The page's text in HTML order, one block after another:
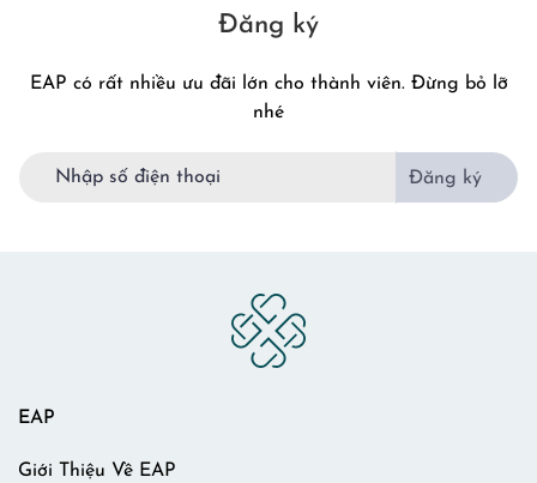
Đăng ký
EAP có rất nhiều ưu đãi lớn cho thành viên. Đừng bỏ lỡ
nhé
Đăng ký
EAP
Giới Thiệu Về EAP